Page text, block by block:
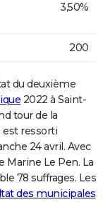
3,50%
200
du deuxième
2022 à Saint-
tour de la
est ressorti
24 avril. Avec
Marine Le Pen. La
78 suffrages. Les
des municipales